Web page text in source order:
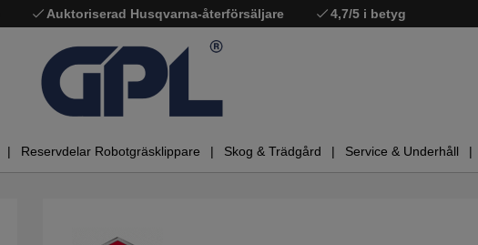
Auktoriserad Husqvarna-återförsäljare 4,7/5 i betyg
Reservdelar Robotgräsklippare Skog & Trädgård Service & Underhåll